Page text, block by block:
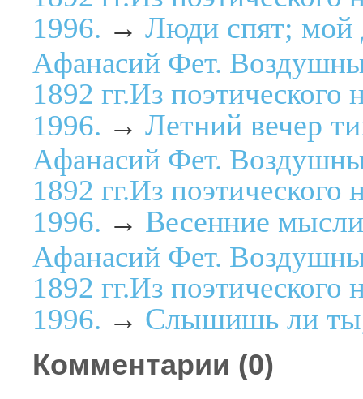
1996. → Люди спят; мой
Афанасий Фет.
1892 гг.Из
1996. → Летний вечер
Афанасий Фет.
1892 гг.Из
1996. → Весенние мысли
Афанасий Фет.
1892 гг.Из
1996. → Слышишь ли
Комментарии (0)